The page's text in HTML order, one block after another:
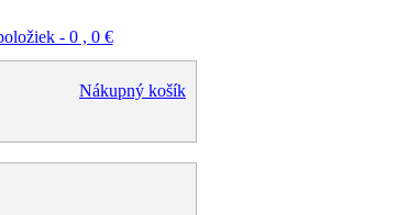
- 0 , 0 €
Nákupný košík